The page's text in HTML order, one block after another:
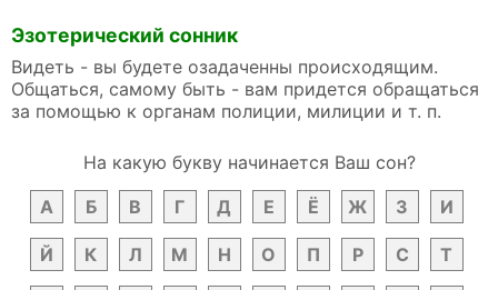
Эзотерический сонник
Видеть - вы будете озадаченны происходящим.
Общаться, самому быть - вам придется обращаться
за помощью к органам полиции, милиции и т. п.
На какую букву начинается Ваш сон?
А
Б В Г Д Е Ё Ж З И
Й К Л М Н О П Р С Т